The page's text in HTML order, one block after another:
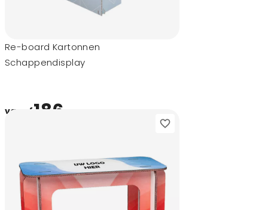
Re-board Kartonnen
Schappendisplay
vanaf186,-